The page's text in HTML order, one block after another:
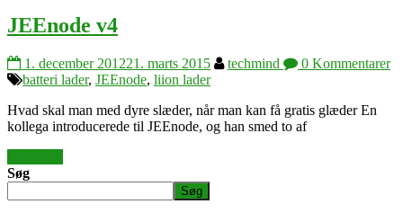
JEEnode v4
1. december 201221. marts 2015 techmind
0 Kommentarer
batteri lader, JEEnode, liion lader
Hvad skal man med dyre slæder, når man kan få gratis glæder En
kollega introducerede til JEEnode, og han smed to af
Søg
Søg